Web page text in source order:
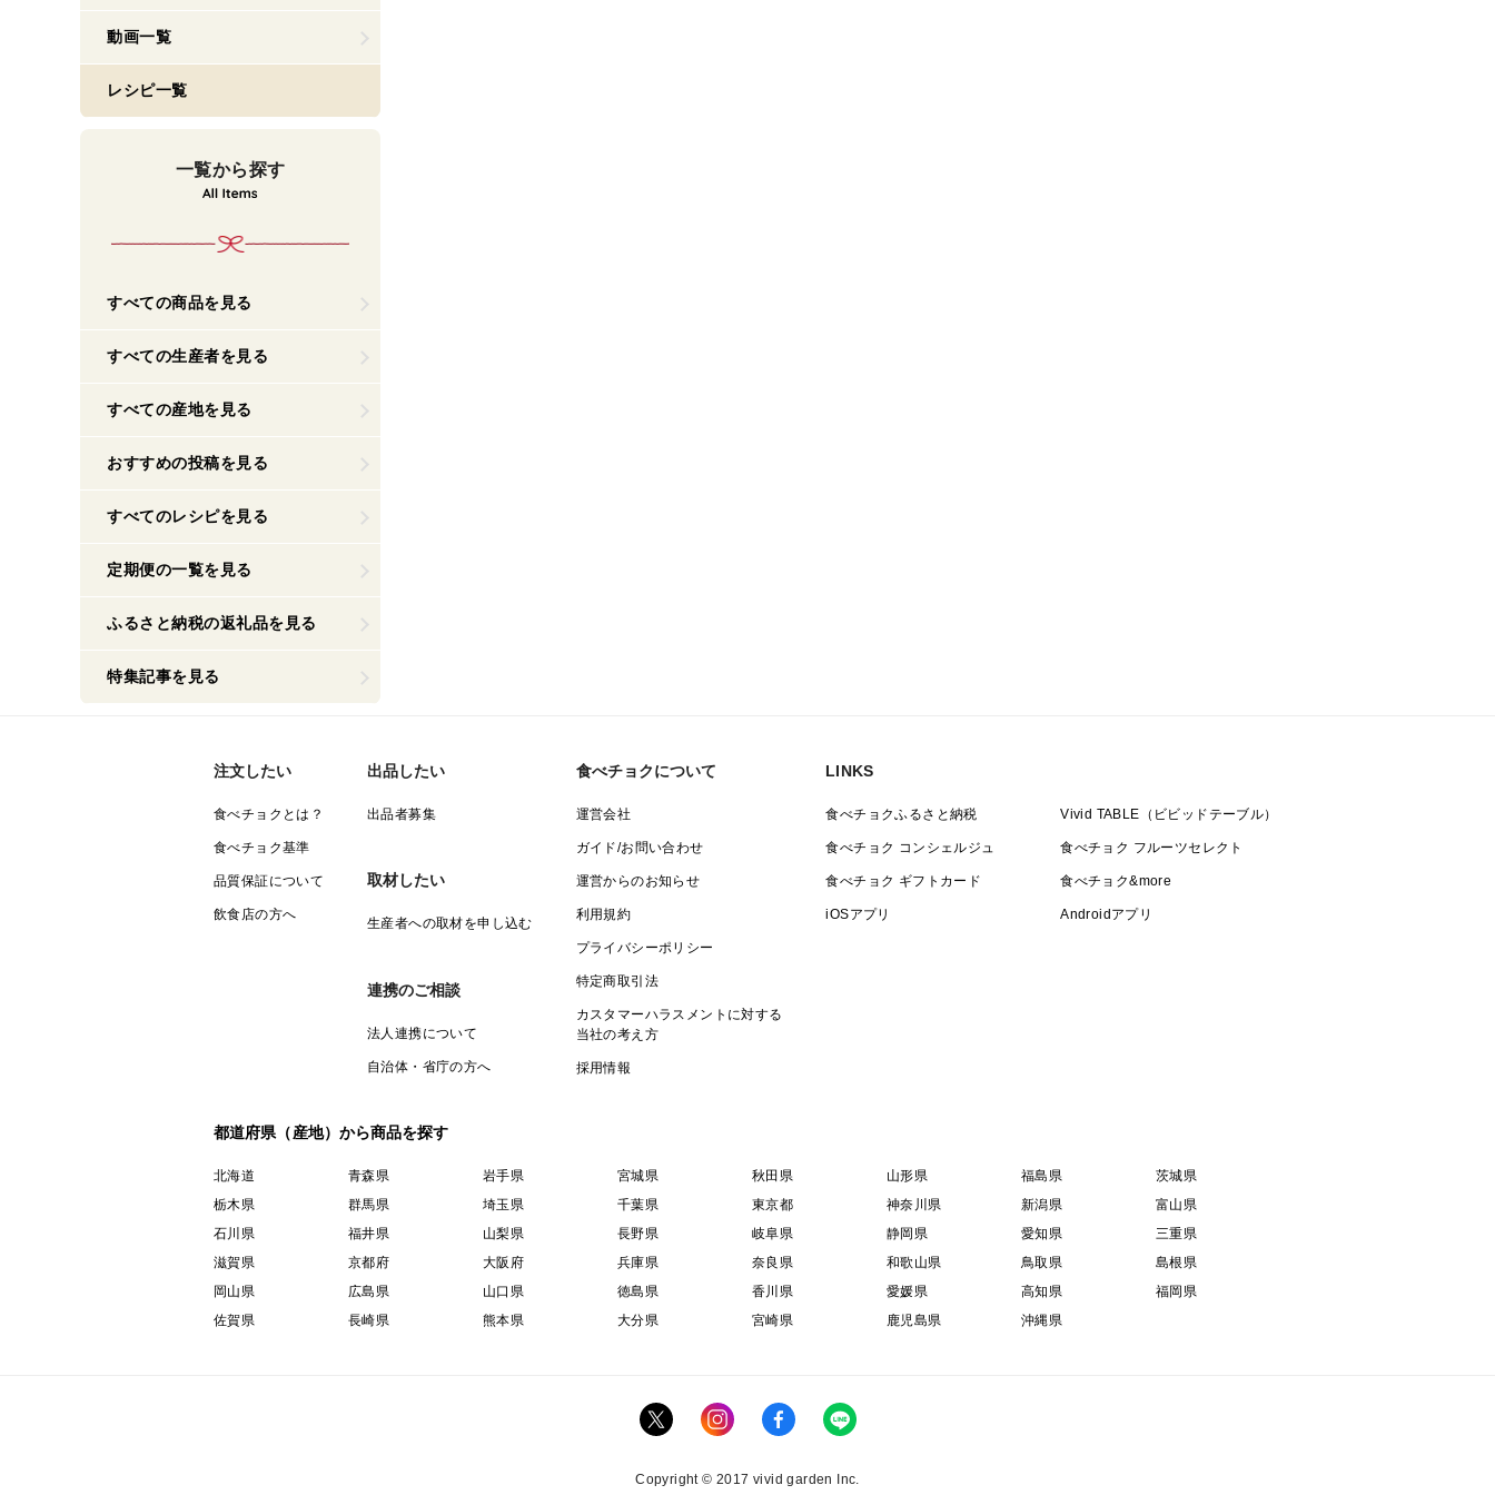
動画一覧
レシピ一覧
一覧から探す
すべての商品を見る
すべての生産者を見る
すべての産地を見る
おすすめの投稿を見る
すべてのレシピを見る
定期便の一覧を見る
ふるさと納税の返礼品を見る
特集記事を見る
注文したい
食べチョクとは？
食べチョク基準
品質保証について
飲食店の方へ
出品したい
出品者募集
取材したい
生産者への取材を申し込む
連携のご相談
法人連携について
自治体・省庁の方へ
食べチョクについて
運営会社
ガイド/お問い合わせ
運営からのお知らせ
利用規約
プライバシーポリシー
特定商取引法
カスタマーハラスメントに対する
当社の考え方
採用情報
LINKS
食べチョクふるさと納税 Vivid TABLE（ビビッドテーブル）
食べチョク コンシェルジュ 食べチョク フルーツセレクト
食べチョク ギフトカード 食べチョク&more
iOSアプリ Androidアプリ
都道府県（産地）から商品を探す
北海道 青森県 岩手県 宮城県 秋田県 山形県 福島県
茨城県
栃木県
群馬県 埼玉県 千葉県 東京都 神奈川県 新潟県
富山県
石川県
福井県 山梨県 長野県 岐阜県 静岡県 愛知県
三重県
滋賀県
京都府 大阪府 兵庫県 奈良県 和歌山県 鳥取県
島根県
岡山県
広島県 山口県 徳島県 香川県 愛媛県 高知県
福岡県
佐賀県
長崎県 熊本県 大分県 宮崎県 鹿児島県 沖縄県
Copyright © 2017 vivid garden Inc.